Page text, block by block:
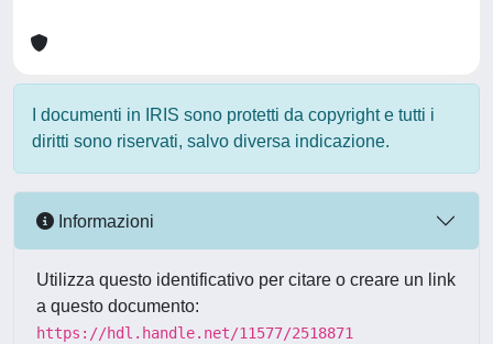
I documenti in IRIS sono protetti da copyright e tutti i
diritti sono riservati, salvo diversa indicazione.
Informazioni
Utilizza questo identificativo per citare o creare un link
a questo documento:
https://hdl.handle.net/11577/2518871